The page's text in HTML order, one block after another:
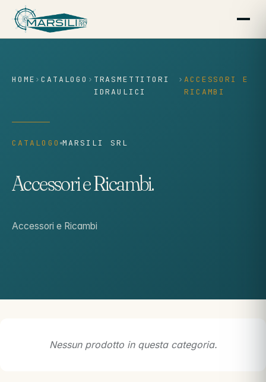
contenuto
HOME ›CATALOGO › TRASMETTITORI
IDRAULICI
›ACCESSORI E
RICAMBI
CATALOGO MARSILI SRL
Accessori e Ricambi.
Accessori e Ricambi
Nessun prodotto in questa categoria.